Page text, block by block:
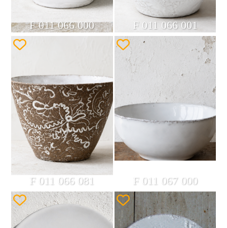
F 011 066 000 F 011 066 001
F 011 066 081 F 011 067 000